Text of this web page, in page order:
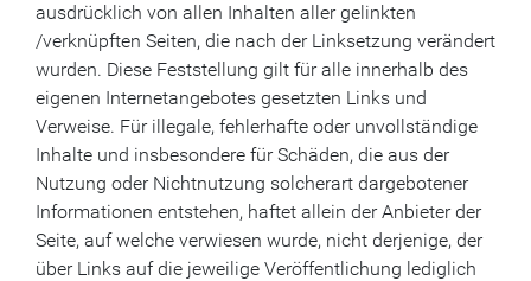
ausdrücklich von allen Inhalten aller gelinkten
/verknüpften Seiten, die nach der Linksetzung verändert
wurden. Diese Feststellung gilt für alle innerhalb des
eigenen Internetangebotes gesetzten Links und
Verweise. Für illegale, fehlerhafte oder unvollständige
Inhalte und insbesondere für Schäden, die aus der
Nutzung oder Nichtnutzung solcherart dargebotener
Informationen entstehen, haftet allein der Anbieter der
Seite, auf welche verwiesen wurde, nicht derjenige, der
über Links auf die jeweilige Veröffentlichung lediglich